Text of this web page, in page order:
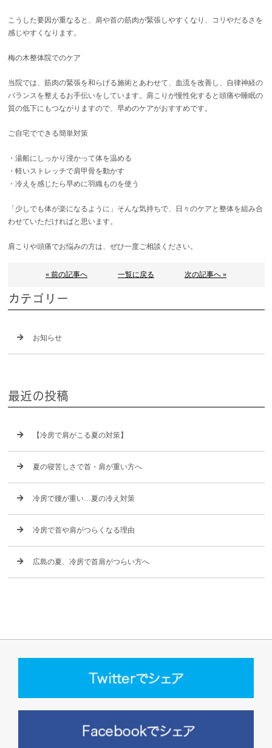
こうした要因が重なると、肩や首の筋肉が緊張しやすくなり、コリやだるさを
感じやすくなります。
梅の木整体院でのケア
当院では、筋肉の緊張を和らげる施術とあわせて、血流を改善し、自律神経の
バランスを整えるお手伝いをしています。肩こりが慢性化すると頭痛や睡眠の
質の低下にもつながりますので、早めのケアがおすすめです。
ご自宅でできる簡単対策
・湯船にしっかり浸かって体を温める
・軽いストレッチで肩甲骨を動かす
・冷えを感じたら早めに羽織ものを使う
「少しでも体が楽になるように」そんな気持ちで、日々のケアと整体を組み合
わせていただければと思います。
肩こりや頭痛でお悩みの方は、ぜひ一度ご相談ください。
« 前の記事へ 一覧に戻る 次の記事へ »
カテゴリー
お知らせ
最近の投稿
【冷房で肩がこる夏の対策】
夏の寝苦しさで首・肩が重い方へ
冷房で腰が重い…夏の冷え対策
冷房で首や肩がつらくなる理由
広島の夏、冷房で首肩がつらい方へ